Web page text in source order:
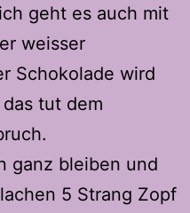
geht es auch mit
weisser
Schokolade wird
tut dem
ganz bleiben und
5 Strang Zopf